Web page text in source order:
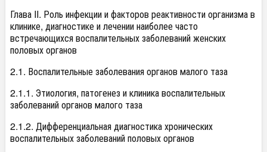
Глава II. Роль инфекции и факторов реактивности организма в
клинике, диагностике и лечении наиболее часто
встречающихся воспалительных заболеваний женских
половых органов
2.1. Воспалительные заболевания органов малого таза
2.1.1. Этиология, патогенез и клиника воспалительных
заболеваний органов малого таза
2.1.2. Дифференциальная диагностика хронических
воспалительных заболеваний половых органов